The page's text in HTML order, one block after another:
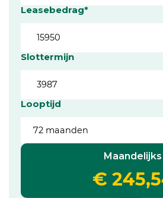
Leasebedrag*
Slottermijn
Looptijd
Maandelijks
€